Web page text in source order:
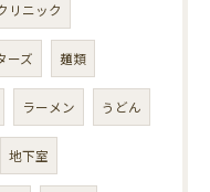
リニック
ーズ 麺類
ラーメン うどん
地下室